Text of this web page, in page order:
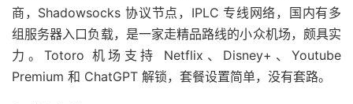
商，Shadowsocks 协议节点，IPLC 专线网络，国内有多
组服务器入口负载，是一家走精品路线的小众机场，颇具实
力。Totoro 机场支持 Netflix、Disney+、Youtube
Premium 和 ChatGPT 解锁，套餐设置简单，没有套路。